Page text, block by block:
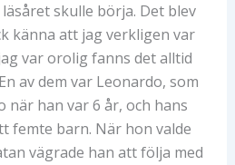
skulle börja. Det blev
känna att jag verkligen var
var orolig fanns det alltid
av dem var Leonardo, som
när han var 6 år, och hans
femte barn. När hon valde
vägrade han att följa med